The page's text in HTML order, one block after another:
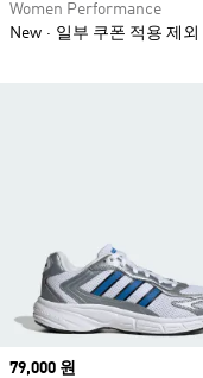
Women Performance
New
일부 쿠폰 적용 제외
Price
79,000 원